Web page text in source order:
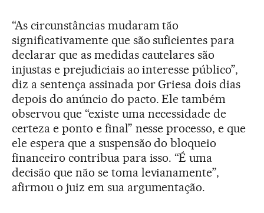
“As circunstâncias mudaram tão
significativamente que são suficientes para
declarar que as medidas cautelares são
injustas e prejudiciais ao interesse público”,
diz a sentença assinada por Griesa dois dias
depois do anúncio do pacto. Ele também
observou que “existe uma necessidade de
certeza e ponto e final” nesse processo, e que
ele espera que a suspensão do bloqueio
financeiro contribua para isso. “É uma
decisão que não se toma levianamente”,
afirmou o juiz em sua argumentação.